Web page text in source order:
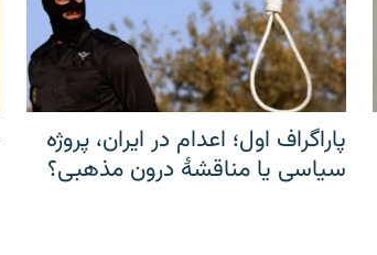
پاراگراف اول؛ اعدام در ایران، پروژه
سیاسی یا مناقشهٔ درون مذهبی؟